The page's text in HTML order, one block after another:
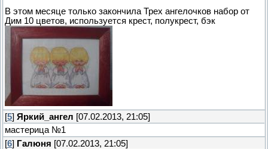
В этом месяце только закончила Трех ангелочков набор от
Дим 10 цветов, используется крест, полукрест, бэк
[5] Яркий_ангел [07.02.2013, 21:05]
мастерица №1
[6] Галюня [07.02.2013, 21:05]